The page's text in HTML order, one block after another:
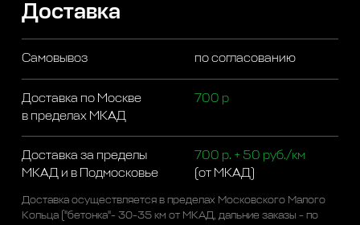
Доставка
Самовывоз по согласованию
Доставка по Москве
в пределах МКАД
700 р
Доставка за пределы
МКАД и в Подмосковье
700 р. + 50 руб./км
(от МКАД)
Доставка осуществляется в пределах Московского Малого
Кольца ("бетонка"- 30-35 км от МКАД, дальние заказы - по